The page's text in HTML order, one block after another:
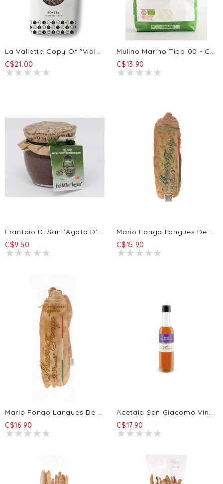
C$21.00
C$13.90
Frantoio Di Sant'Agata D'Oneglia Taggiasca Olives Tapenade 90g
C$9.50
Mario Fongo Langues De Belle-Mère - Romarin 200g
C$15.90
Mario Fongo Langues De Belle-Mère - Parmigiano Reggiano 200g
C$16.90
Acetaia San Giacomo Vinaigre De Vin Rose' 250ml
C$17.90